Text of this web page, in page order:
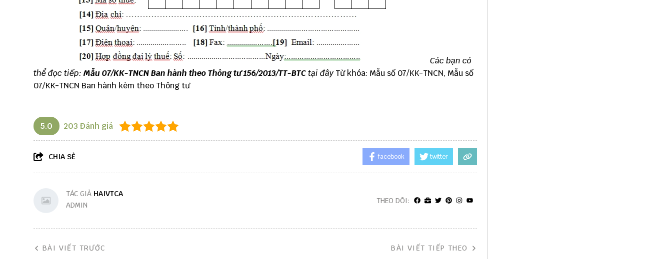
Các bạn có
thể đọc tiếp: Mẫu 07/KK-TNCN Ban hành theo Thông tư 156/2013/TT-BTCtại đây Từ khóa: Mẫu số 07/KK-TNCN, Mẫu số
07/KK-TNCN Ban hành kèm theo Thông tư
5.0 203 Đánh giá
CHIA SẺ facebook twitter
TÁC GIẢ HAIVTCA
ADMIN
THEO DÕI:
BÀI VIẾT TRƯỚC BÀI VIẾT TIẾP THEO